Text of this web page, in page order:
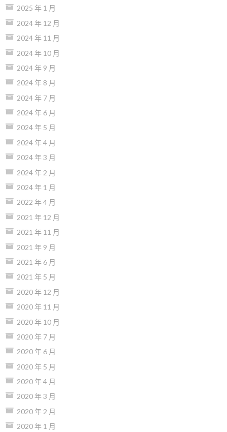
2025 年 1 月
2024 年 12 月
2024 年 11 月
2024 年 10 月
2024 年 9 月
2024 年 8 月
2024 年 7 月
2024 年 6 月
2024 年 5 月
2024 年 4 月
2024 年 3 月
2024 年 2 月
2024 年 1 月
2022 年 4 月
2021 年 12 月
2021 年 11 月
2021 年 9 月
2021 年 6 月
2021 年 5 月
2020 年 12 月
2020 年 11 月
2020 年 10 月
2020 年 7 月
2020 年 6 月
2020 年 5 月
2020 年 4 月
2020 年 3 月
2020 年 2 月
2020 年 1 月